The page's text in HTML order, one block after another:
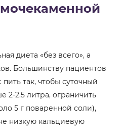
диета «без всего», а
Большинству пациентов
так, чтобы суточный
2.5 литра, ограничить
5 г поваренной соли),
низкую кальциевую